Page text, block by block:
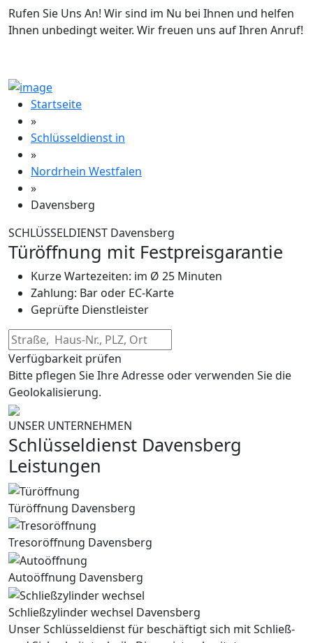
Rufen Sie Uns An! Wir sind im Nu bei Ihnen und helfen
Ihnen unbedingt weiter. Wir freuen uns auf Ihren Anruf!
Startseite
»
Schlüsseldienst in
»
Nordrhein Westfalen
»
Davensberg
SCHLÜSSELDIENST Davensberg
Türöffnung mit Festpreisgarantie
Kurze Wartezeiten: im Ø 25 Minuten
Zahlung: Bar oder EC-Karte
Geprüfte Dienstleister
Verfügbarkeit prüfen
Bitte pflegen Sie Ihre Adresse oder verwenden Sie die
Geolokalisierung.
UNSER UNTERNEHMEN
Schlüsseldienst Davensberg
Leistungen
Türöffnung Davensberg
Tresoröffnung Davensberg
Autoöffnung Davensberg
Schließzylinder wechsel Davensberg
Unser Schlüsseldienst für beschäftigt sich mit Schließ-